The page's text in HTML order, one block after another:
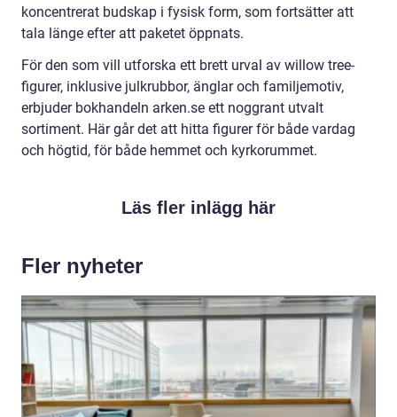
koncentrerat budskap i fysisk form, som fortsätter att
tala länge efter att paketet öppnats.
För den som vill utforska ett brett urval av willow tree-
figurer, inklusive julkrubbor, änglar och familjemotiv,
erbjuder bokhandeln arken.se ett noggrant utvalt
sortiment. Här går det att hitta figurer för både vardag
och högtid, för både hemmet och kyrkorummet.
Läs fler inlägg här
Fler nyheter